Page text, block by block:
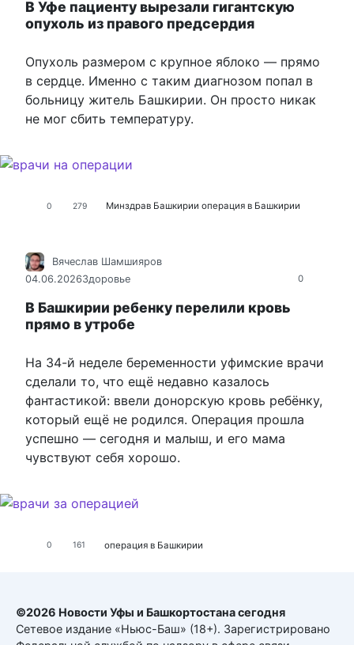
В Уфе пациенту вырезали гигантскую
опухоль из правого предсердия
Опухоль размером с крупное яблоко — прямо
в сердце. Именно с таким диагнозом попал в
больницу житель Башкирии. Он просто никак
не мог сбить температуру.
0 279 Минздрав Башкирии операция в Башкирии
0
Вячеслав Шамшияров
04.06.2026Здоровье
В Башкирии ребенку перелили кровь
прямо в утробе
На 34-й неделе беременности уфимские врачи
сделали то, что ещё недавно казалось
фантастикой: ввели донорскую кровь ребёнку,
который ещё не родился. Операция прошла
успешно — сегодня и малыш, и его мама
чувствуют себя хорошо.
0 161 операция в Башкирии
©2026 Новости Уфы и Башкортостана сегодня
Сетевое издание «Ньюс-Баш» (18+). Зарегистрировано